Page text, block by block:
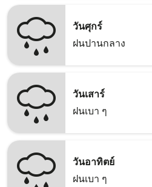
วันศุกร์
ฝนปานกลาง
วันเสาร์
ฝนเบา ๆ
วันอาทิตย์
ฝนเบา ๆ